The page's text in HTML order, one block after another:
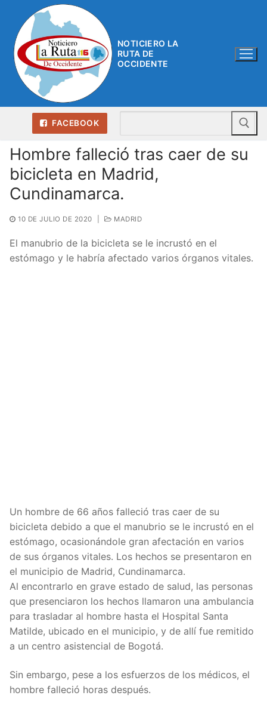
contenido
NOTICIERO LA
RUTA DE
OCCIDENTE
FACEBOOK
Hombre falleció tras caer de su
bicicleta en Madrid,
Cundinamarca.
10 DE JULIO DE 2020 MADRID
El manubrio de la bicicleta se le incrustó en el
estómago y le habría afectado varios órganos vitales.
Un hombre de 66 años falleció tras caer de su
bicicleta debido a que el manubrio se le incrustó en el
estómago, ocasionándole gran afectación en varios
de sus órganos vitales. Los hechos se presentaron en
el municipio de Madrid, Cundinamarca.
Al encontrarlo en grave estado de salud, las personas
que presenciaron los hechos llamaron una ambulancia
para trasladar al hombre hasta el Hospital Santa
Matilde, ubicado en el municipio, y de allí fue remitido
a un centro asistencial de Bogotá.
Sin embargo, pese a los esfuerzos de los médicos, el
hombre falleció horas después.